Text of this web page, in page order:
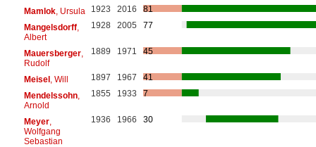
Mamlok, Ursula 1923 2016
81
Mangelsdorff,
Albert
1928 2005 77
Mauersberger,
Rudolf
1889 1971 45
Meisel, Will 1897 1967
41
Mendelssohn,
Arnold
1855 1933 7
Meyer,
Wolfgang
Sebastian
1936 1966 30